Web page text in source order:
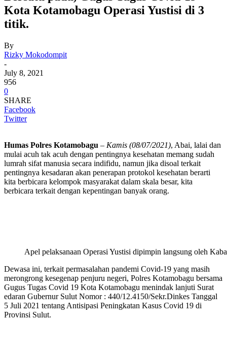
Kota Kotamobagu Operasi Yustisi di 3
titik.
By
Rizky Mokodompit
-
July 8, 2021
956
0
SHARE
Facebook
Twitter
Humas Polres Kotamobagu – Kamis (08/07/2021), Abai, lalai dan
mulai acuh tak acuh dengan pentingnya kesehatan memang sudah
lumrah sifat manusia secara indifidu, namun jika disoal terkait
pentingnya kesadaran akan penerapan protokol kesehatan berarti
kita berbicara kelompok masyarakat dalam skala besar, kita
berbicara terkait dengan kepentingan banyak orang.
Apel pelaksanaan Operasi Yustisi dipimpin langsung oleh
Dewasa ini, terkait permasalahan pandemi Covid-19 yang masih
merongrong kesegenap penjuru negeri, Polres Kotamobagu bersama
Gugus Tugas Covid 19 Kota Kotamobagu menindak lanjuti Surat
edaran Gubernur Sulut Nomor : 440/12.4150/Sekr.Dinkes Tanggal
5 Juli 2021 tentang Antisipasi Peningkatan Kasus Covid 19 di
Provinsi Sulut.